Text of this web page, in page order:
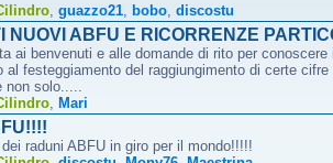
guazzo21 bobo discostu
NUOVI ABFU E RICORRENZE
ai benvenuti e alle domande di rito per
al festeggiamento del raggiungimento di certe cifre
solo.....
Mari
raduni ABFU in giro per il mondo!!!!!